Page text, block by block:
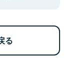
る